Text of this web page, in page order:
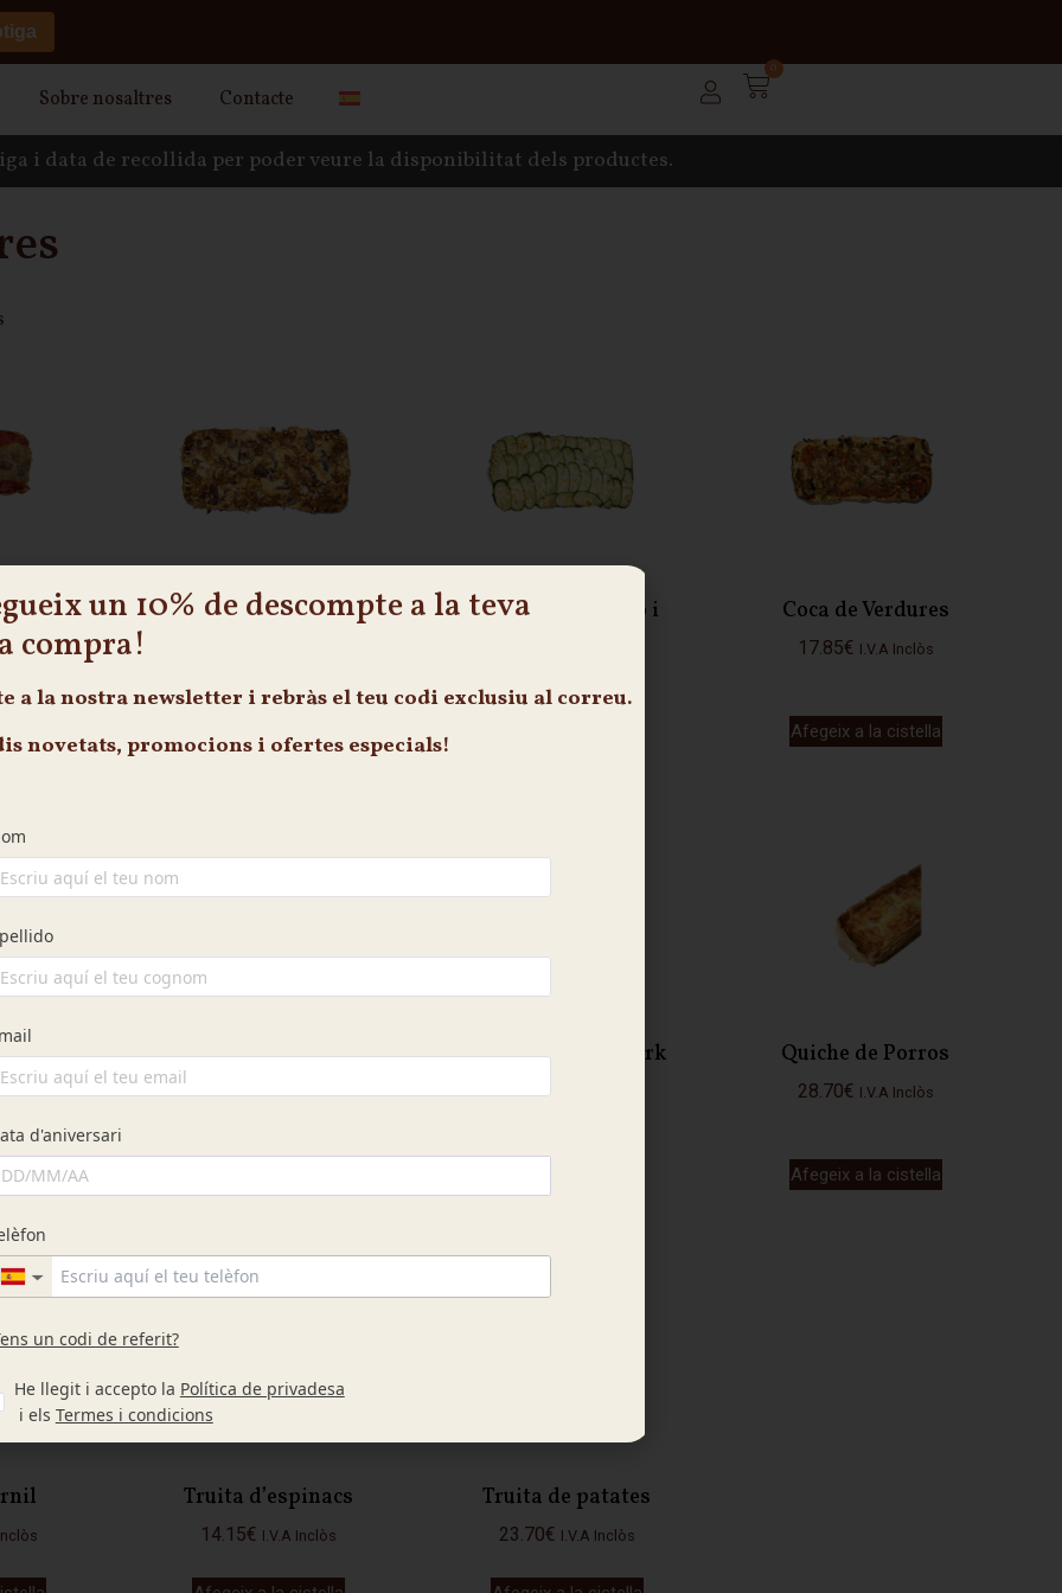
Sobre nosaltres Contacte
0
i data de recollida per poder veure la disponibilitat dels productes.
Coca de Bolets i Ceba
Coca de Carbassó i
Coca de Verdures
17.85€ I.V.A Inclòs
Afegeix a la cistella
Entrepà Mediterrani
12.75€ I.V.A Inclòs
Entrepà Pulled Pork
9.00€
Quiche de Porros
28.70€ I.V.A Inclòs
Afegeix a la cistella
Truita d’espinacs
14.15€ I.V.A Inclòs
Truita de patates
23.70€ I.V.A Inclòs
un 10% de descompte a la teva
compra!
a la nostra newsletter i rebràs el teu codi exclusiu al correu.
novetats, promocions i ofertes especials!